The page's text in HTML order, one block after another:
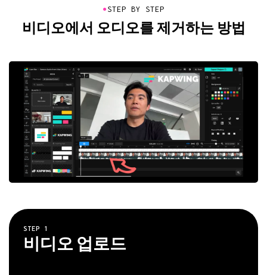
●STEP BY STEP
비디오에서 오디오를 제거하는 방법
STEP 1
비디오 업로드